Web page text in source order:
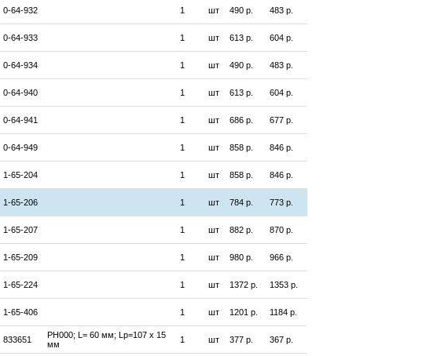
0-64-932 1 шт 490 р. 483 р.
0-64-933 1 шт 613 р. 604 р.
0-64-934 1 шт 490 р. 483 р.
0-64-940 1 шт 613 р. 604 р.
0-64-941 1 шт 686 р. 677 р.
0-64-949 1 шт 858 р. 846 р.
1-65-204 1 шт 858 р. 846 р.
1-65-206 1 шт 784 р. 773 р.
1-65-207 1 шт 882 р. 870 р.
1-65-209 1 шт 980 р. 966 р.
1-65-224 1 шт 1372 р. 1353 р.
1-65-406 1 шт 1201 р. 1184 р.
833651
PH000; L= 60 мм; Lр=107 x 15
мм
1 шт 377 р. 367 р.